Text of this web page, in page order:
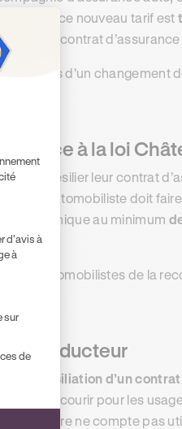
Si ce nouveau tarif est
de son contrat
d'un changement
grâce à la loi
faire résilier leur contrat
cela, l’automobiliste doit
électronique au minimum
les automobilistes de la
conducteur
la résiliation d’un
de courir pour les
la voiture ne compte pas
:
d'avis à
à
sur
de